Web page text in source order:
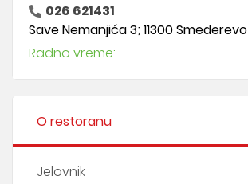
026 621431
Save Nemanjića 3; 11300 Smederevo
Radno vreme:
O restoranu
Jelovnik